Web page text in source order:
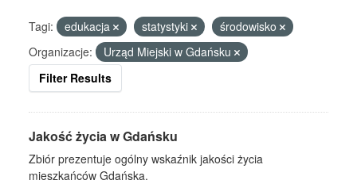
Tagi: edukacja statystyki
środowisko
Organizacje:
Urząd Miejski w Gdańsku
Filter Results
Jakość życia w Gdańsku
Zbiór prezentuje ogólny wskaźnik jakości życia
mieszkańców Gdańska.